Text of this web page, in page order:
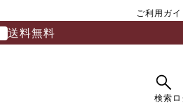
ご利用ガイ
送料無料